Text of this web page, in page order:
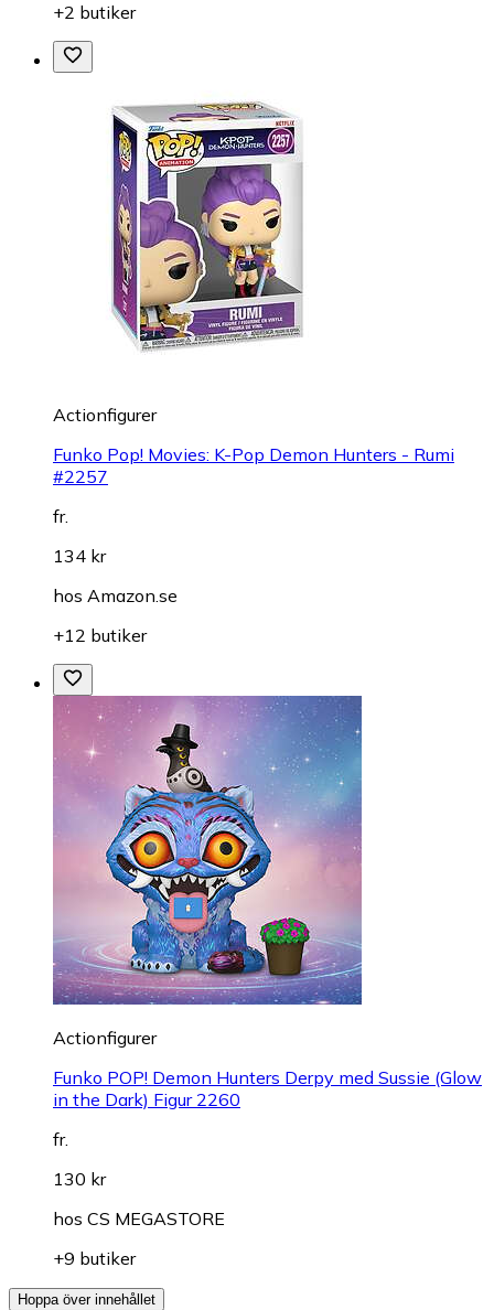
+2 butiker
Actionfigurer
Funko Pop! Movies: K-Pop Demon Hunters - Rumi
#2257
fr.
134 kr
hos Amazon.se
+12 butiker
Actionfigurer
Funko POP! Demon Hunters Derpy med Sussie (Glow
in the Dark) Figur 2260
fr.
130 kr
hos CS MEGASTORE
+9 butiker
Hoppa över innehållet